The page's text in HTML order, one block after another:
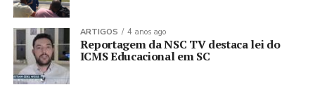
ARTIGOS 4 anos ago
Reportagem da NSC TV destaca lei do
ICMS Educacional em SC